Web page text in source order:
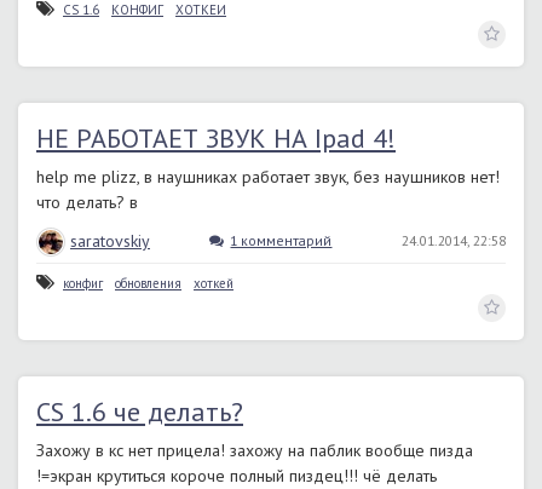
CS 1.6 КОНФИГ ХОТКЕИ
НЕ РАБОТАЕТ ЗВУК НА Ipad 4!
help me plizz, в наушниках работает звук, без наушников нет!
что делать? в
saratovskiy
1 комментарий 24.01.2014, 22:58
конфиг обновления хоткей
CS 1.6 че делать?
Захожу в кс нет прицела! захожу на паблик вообще пизда
!=экран крутиться короче полный пиздец!!! чё делать